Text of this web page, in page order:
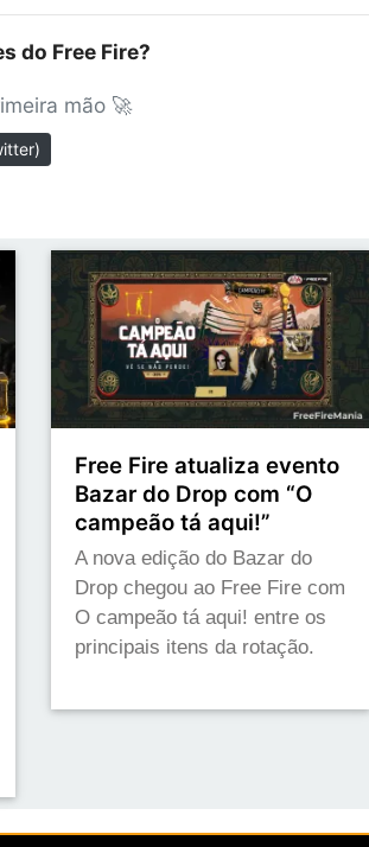
do Free Fire?
mão 🚀
Free Fire atualiza evento
Bazar do Drop com “O
campeão tá aqui!”
A nova edição do Bazar do
Drop chegou ao Free Fire com
O campeão tá aqui! entre os
principais itens da rotação.